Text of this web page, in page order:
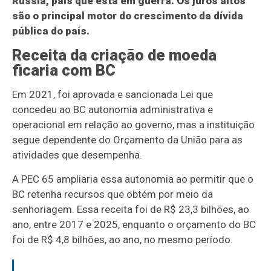
são o principal motor do crescimento da dívida
pública do país.
Receita da criação de moeda
ficaria com BC
Em 2021, foi aprovada e sancionada Lei que
concedeu ao BC autonomia administrativa e
operacional em relação ao governo, mas a instituição
segue dependente do Orçamento da União para as
atividades que desempenha.
A PEC 65 ampliaria essa autonomia ao permitir que o
BC retenha recursos que obtém por meio da
senhoriagem. Essa receita foi de R$ 23,3 bilhões, ao
ano, entre 2017 e 2025, enquanto o orçamento do BC
foi de R$ 4,8 bilhões, ao ano, no mesmo período.